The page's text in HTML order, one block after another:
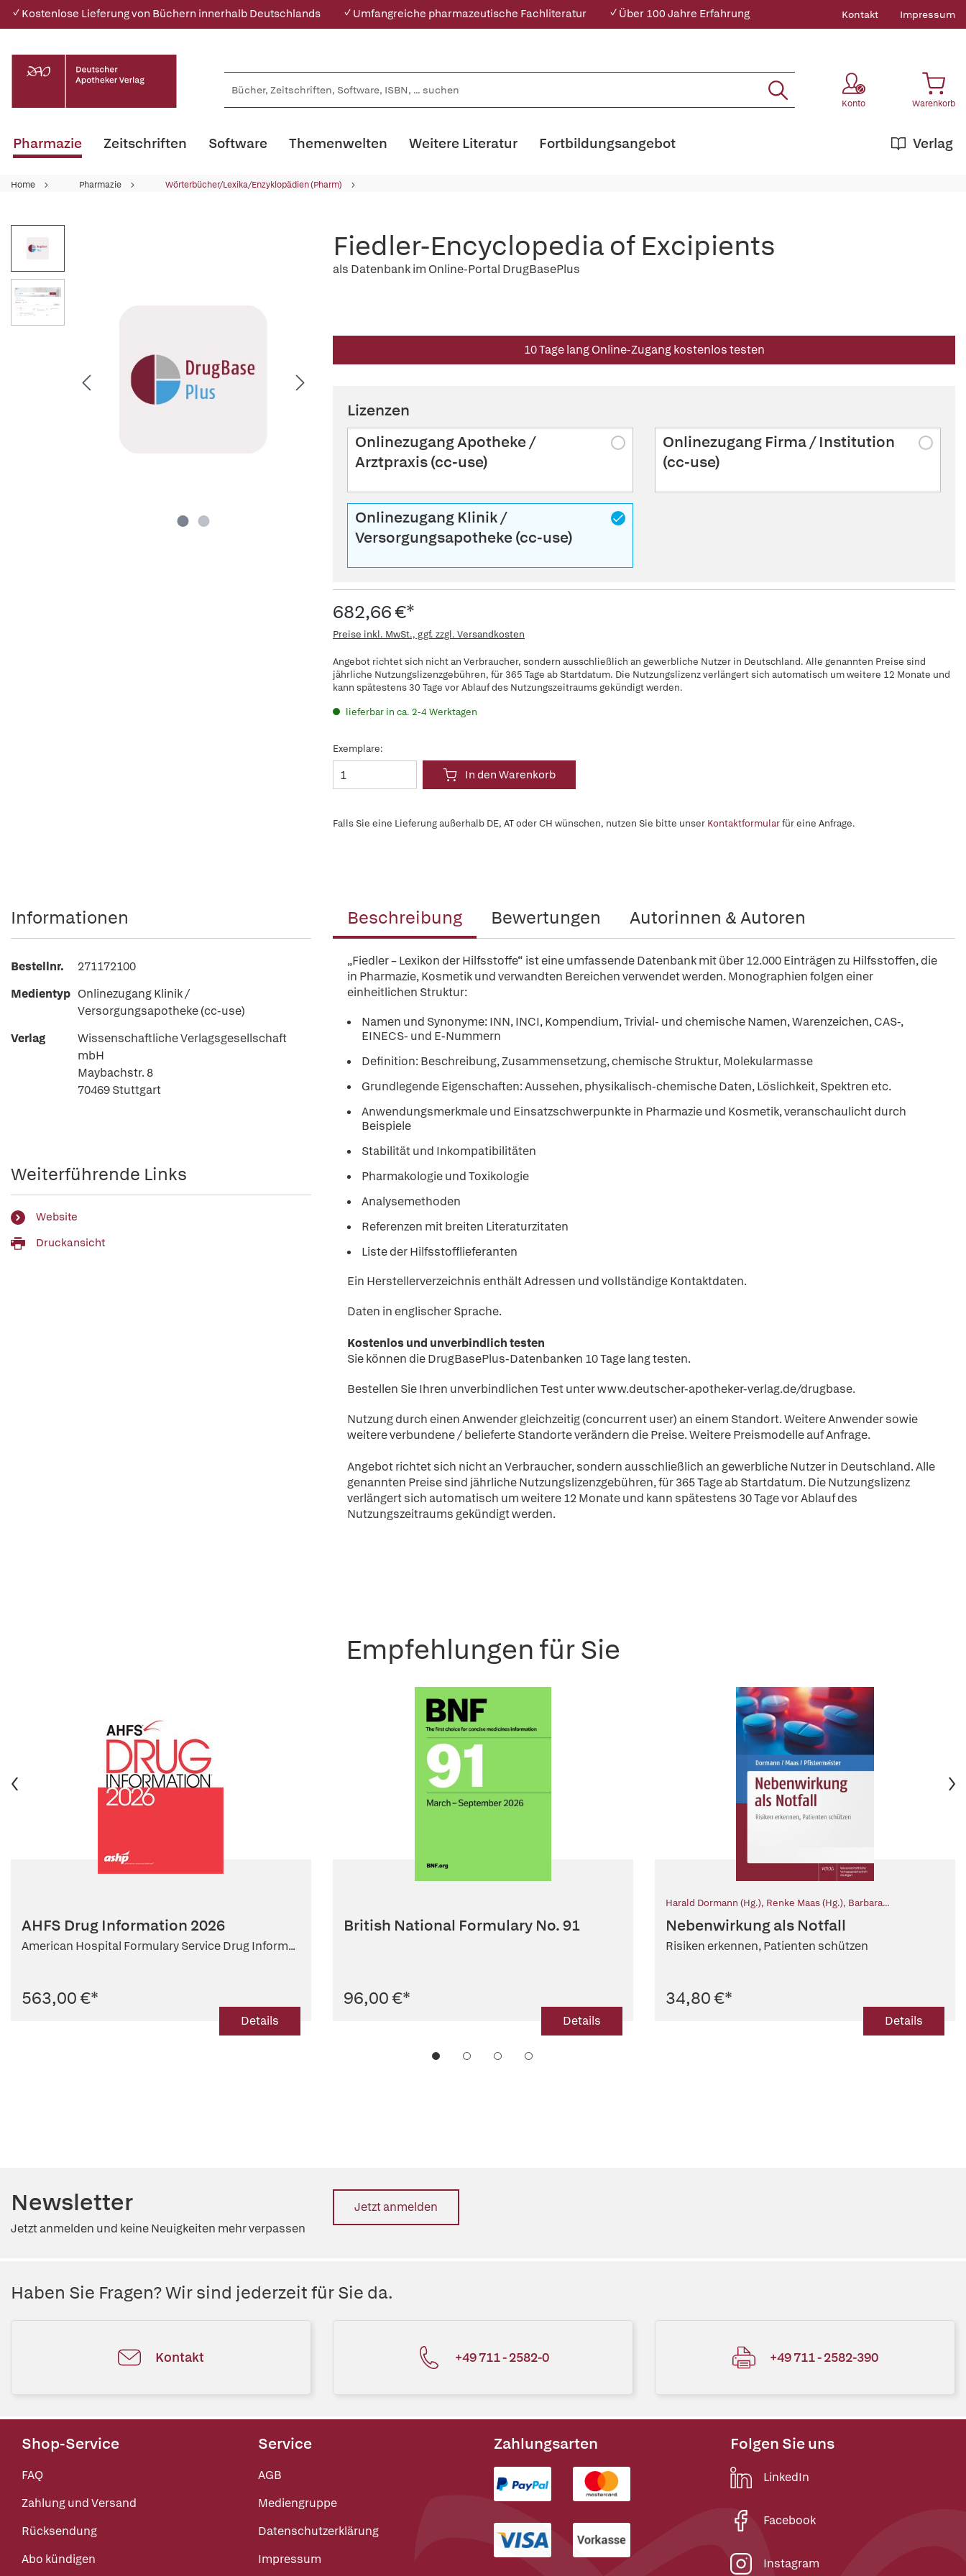
✓ Kostenlose Lieferung von Büchern innerhalb Deutschlands ✓ Umfangreiche pharmazeutische Fachliteratur ✓ Über 100 Jahre Erfahrung Kontakt Impressum
Konto Warenkorb
Pharmazie Zeitschriften Software Themenwelten Weitere Literatur Verlag
Fortbildungsangebot
Home Pharmazie Wörterbücher/Lexika/Enzyklopädien (Pharm)
Fiedler-Encyclopedia of Excipients
als Datenbank im Online-Portal DrugBasePlus
10 Tage lang Online-Zugang kostenlos testen
Lizenzen
Onlinezugang Apotheke /
Arztpraxis (cc-use)
Onlinezugang Firma / Institution
(cc-use)
Onlinezugang Klinik /
Versorgungsapotheke (cc-use)
682,66 €*
Preise inkl. MwSt., ggf. zzgl. Versandkosten
Angebot richtet sich nicht an Verbraucher, sondern ausschließlich an gewerbliche Nutzer in Deutschland. Alle genannten Preise sind
jährliche Nutzungslizenzgebühren, für 365 Tage ab Startdatum. Die Nutzungslizenz verlängert sich automatisch um weitere 12 Monate und
kann spätestens 30 Tage vor Ablauf des Nutzungszeitraums gekündigt werden.
lieferbar in ca. 2-4 Werktagen
Exemplare:
In den Warenkorb
Falls Sie eine Lieferung außerhalb DE, AT oder CH wünschen, nutzen Sie bitte unser Kontaktformularfür eine Anfrage.
Beschreibung Bewertungen Autorinnen & Autoren
„Fiedler – Lexikon der Hilfsstoffe“ ist eine umfassende Datenbank mit über 12.000 Einträgen zu Hilfsstoffen, die
in Pharmazie, Kosmetik und verwandten Bereichen verwendet werden. Monographien folgen einer
einheitlichen Struktur:
Namen und Synonyme: INN, INCI, Kompendium, Trivial- und chemische Namen, Warenzeichen, CAS-,
EINECS- und E-Nummern
Definition: Beschreibung, Zusammensetzung, chemische Struktur, Molekularmasse
Grundlegende Eigenschaften: Aussehen, physikalisch-chemische Daten, Löslichkeit, Spektren etc.
Anwendungsmerkmale und Einsatzschwerpunkte in Pharmazie und Kosmetik, veranschaulicht durch
Beispiele
Stabilität und Inkompatibilitäten
Pharmakologie und Toxikologie
Analysemethoden
Referenzen mit breiten Literaturzitaten
Liste der Hilfsstofflieferanten
Ein Herstellerverzeichnis enthält Adressen und vollständige Kontaktdaten.
Daten in englischer Sprache.
Kostenlos und unverbindlich testen
Sie können die DrugBasePlus-Datenbanken 10 Tage lang testen.
Bestellen Sie Ihren unverbindlichen Test unter www.deutscher-apotheker-verlag.de/drugbase.
Nutzung durch einen Anwender gleichzeitig (concurrent user) an einem Standort. Weitere Anwender sowie
weitere verbundene / belieferte Standorte verändern die Preise. Weitere Preismodelle auf Anfrage.
Angebot richtet sich nicht an Verbraucher, sondern ausschließlich an gewerbliche Nutzer in Deutschland. Alle
genannten Preise sind jährliche Nutzungslizenzgebühren, für 365 Tage ab Startdatum. Die Nutzungslizenz
verlängert sich automatisch um weitere 12 Monate und kann spätestens 30 Tage vor Ablauf des
Nutzungszeitraums gekündigt werden.
Informationen
Bestellnr.
271172100
Medientyp Onlinezugang Klinik /
Versorgungsapotheke (cc-use)
Verlag
Wissenschaftliche Verlagsgesellschaft
mbH
Maybachstr. 8
70469 Stuttgart
Weiterführende Links
Website
Druckansicht
Empfehlungen für Sie
AHFS Drug Information 2026
American Hospital Formulary Service Drug Inform...
563,00 €*
Details
British National Formulary No. 91
96,00 €*
Details
Harald Dormann (Hg.), Renke Maas (Hg.), Barbara
Nebenwirkung als Notfall
Risiken erkennen, Patienten schützen
34,80 €*
Details
Newsletter
Jetzt anmelden und keine Neuigkeiten mehr verpassen
Jetzt anmelden
Haben Sie Fragen? Wir sind jederzeit für Sie da.
Kontakt +49 711 - 2582-0 +49 711 - 2582-390
Shop-Service
FAQ
Zahlung und Versand
Rücksendung
Abo kündigen
Service
AGB
Mediengruppe
Datenschutzerklärung
Impressum
Zahlungsarten Folgen Sie uns
LinkedIn
Facebook
Instagram